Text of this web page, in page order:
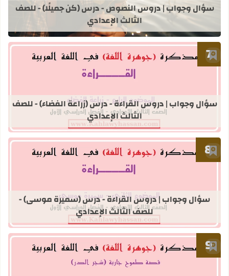
سؤال وجواب | دروس النصوص - درس (كن جميلًا) - للصف
الثالث الإعدادي
أضف إلى العلامات المرجعية
قراءة المزيد عن سؤال وجواب | دروس
سؤال وجواب | دروس القراءة - درس (زراعة الفضاء) - للصف
الثالث الإعدادي
أضف إلى العلامات المرجعية
قراءة المزيد عن سؤال وجواب |
سؤال وجواب | دروس القراءة - درس (سميرة موسى) -
للصف الثالث الإعدادي
أضف إلى العلامات المرجعية